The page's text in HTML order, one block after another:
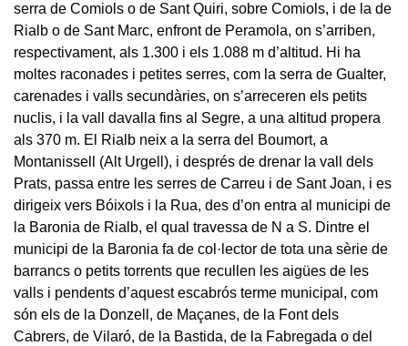
serra de Comiols o de Sant Quiri, sobre Comiols, i de la de
Rialb o de Sant Marc, enfront de Peramola, on s’arriben,
respectivament, als 1.300 i els 1.088 m d’altitud. Hi ha
moltes raconades i petites serres, com la serra de Gualter,
carenades i valls secundàries, on s’arreceren els petits
nuclis, i la vall davalla fins al Segre, a una altitud propera
als 370 m. El Rialb neix a la serra del Boumort, a
Montanissell (Alt Urgell), i després de drenar la vall dels
Prats, passa entre les serres de Carreu i de Sant Joan, i es
dirigeix vers Bóixols i la Rua, des d’on entra al municipi de
la Baronia de Rialb, el qual travessa de N a S. Dintre el
municipi de la Baronia fa de col·lector de tota una sèrie de
barrancs o petits torrents que recullen les aigües de les
valls i pendents d’aquest escabrós terme municipal, com
són els de la Donzell, de Maçanes, de la Font dels
Cabrers, de Vilaró, de la Bastida, de la Fabregada o del